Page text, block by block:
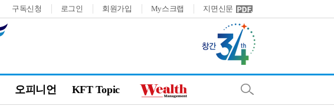
구독신청 로그인 회원가입 My스크랩 지면신문
오피니언 KFT Topic